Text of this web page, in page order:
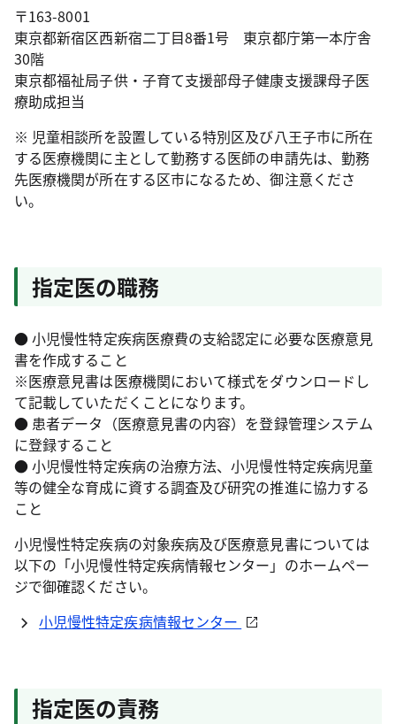
〒163-8001
東京都新宿区西新宿二丁目8番1号 東京都庁第一本庁舎
30階
東京都福祉局子供・子育て支援部母子健康支援課母子医
療助成担当
※ 児童相談所を設置している特別区及び八王子市に所在
する医療機関に主として勤務する医師の申請先は、勤務
先医療機関が所在する区市になるため、御注意くださ
い。
指定医の職務
● 小児慢性特定疾病医療費の支給認定に必要な医療意見
書を作成すること
※医療意見書は医療機関において様式をダウンロードし
て記載していただくことになります。
● 患者データ（医療意見書の内容）を登録管理システム
に登録すること
● 小児慢性特定疾病の治療方法、小児慢性特定疾病児童
等の健全な育成に資する調査及び研究の推進に協力する
こと
小児慢性特定疾病の対象疾病及び医療意見書については
以下の「小児慢性特定疾病情報センター」のホームペー
ジで御確認ください。
小児慢性特定疾病情報センター
指定医の責務